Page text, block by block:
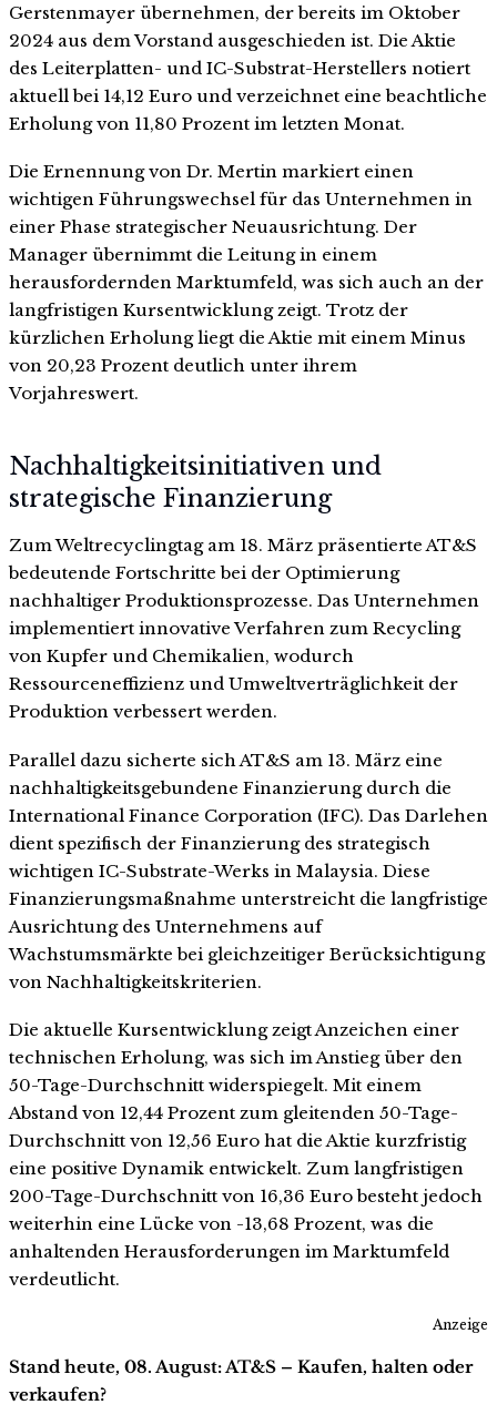
Gerstenmayer übernehmen, der bereits im Oktober
2024 aus dem Vorstand ausgeschieden ist. Die Aktie
des Leiterplatten- und IC-Substrat-Herstellers notiert
aktuell bei 14,12 Euro und verzeichnet eine beachtliche
Erholung von 11,80 Prozent im letzten Monat.
Die Ernennung von Dr. Mertin markiert einen
wichtigen Führungswechsel für das Unternehmen in
einer Phase strategischer Neuausrichtung. Der
Manager übernimmt die Leitung in einem
herausfordernden Marktumfeld, was sich auch an der
langfristigen Kursentwicklung zeigt. Trotz der
kürzlichen Erholung liegt die Aktie mit einem Minus
von 20,23 Prozent deutlich unter ihrem
Vorjahreswert.
Nachhaltigkeitsinitiativen und
strategische Finanzierung
Zum Weltrecyclingtag am 18. März präsentierte AT&S
bedeutende Fortschritte bei der Optimierung
nachhaltiger Produktionsprozesse. Das Unternehmen
implementiert innovative Verfahren zum Recycling
von Kupfer und Chemikalien, wodurch
Ressourceneffizienz und Umweltverträglichkeit der
Produktion verbessert werden.
Parallel dazu sicherte sich AT&S am 13. März eine
nachhaltigkeitsgebundene Finanzierung durch die
International Finance Corporation (IFC). Das Darlehen
dient spezifisch der Finanzierung des strategisch
wichtigen IC-Substrate-Werks in Malaysia. Diese
Finanzierungsmaßnahme unterstreicht die langfristige
Ausrichtung des Unternehmens auf
Wachstumsmärkte bei gleichzeitiger Berücksichtigung
von Nachhaltigkeitskriterien.
Die aktuelle Kursentwicklung zeigt Anzeichen einer
technischen Erholung, was sich im Anstieg über den
50-Tage-Durchschnitt widerspiegelt. Mit einem
Abstand von 12,44 Prozent zum gleitenden 50-Tage-
Durchschnitt von 12,56 Euro hat die Aktie kurzfristig
eine positive Dynamik entwickelt. Zum langfristigen
200-Tage-Durchschnitt von 16,36 Euro besteht jedoch
weiterhin eine Lücke von -13,68 Prozent, was die
anhaltenden Herausforderungen im Marktumfeld
verdeutlicht.
Anzeige
Stand heute, 08. August: AT&S – Kaufen, halten oder
verkaufen?